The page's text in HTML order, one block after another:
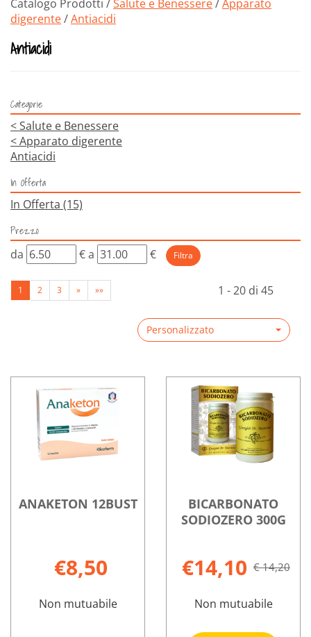
Catalogo Prodotti /Salute e Benessere/Apparato
digerente/Antiacidi
Antiacidi
Categorie
<Salute e Benessere
<Apparato digerente
Antiacidi
In Offerta
In Offerta (15)
Prezzo
filtra
da € filtra
a €
1 2 3 » »» 1 - 20 di 45
Personalizzato
ANAKETON 12BUST
€8,50
Non mutuabile
BICARBONATO
SODIOZERO 300G
€14,10 € 14,20
Non mutuabile